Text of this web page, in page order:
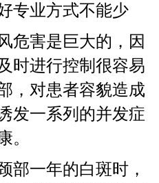
业方式不能少
害是巨大的，因
时进行控制很容易
，对患者容貌造成
发一系列的并发症
。
一年的白斑时，